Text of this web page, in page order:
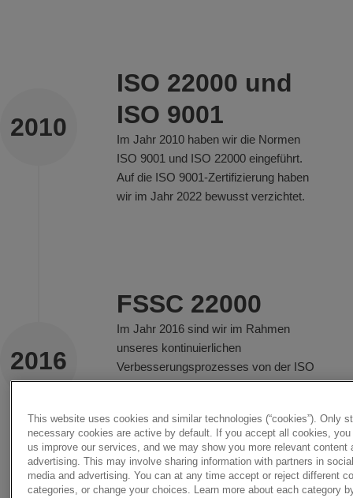
ISO 22000 und
ISO 9001
Im Jahr 2010 haben wir die Normen
ISO 9001 und ISO 22000 eingeführt.
Auf die ISO 9001-Zertifizierung haben
wir im Jahr 2022 bewusst verzichtet.
2010
FSSC 22000
Im Jahr 2016 sind wir im Rahmen
unseres kontinuierlichen
Verbesserungsprozesses von der ISO
22000-Zertifizierung auf FSSC 22000
folgenden Jahren verzichtet haben, um
zur BRC-Zertifizierung überzugehen.
2016
This website uses cookies and similar technologies (“cookies”). Only
necessary cookies are active by default. If you accept all cookies, you
us improve our services, and we may show you more relevant content
advertising. This may involve sharing information with partners in
media and advertising. You can at any time accept or reject different
categories, or change your choices. Learn more about each category